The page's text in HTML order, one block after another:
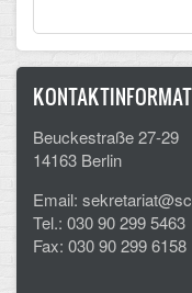
Beuckestraße 27-29
14163 Berlin
Email:
Tel.: 030 90 299 5463
Fax: 030 90 299 6158